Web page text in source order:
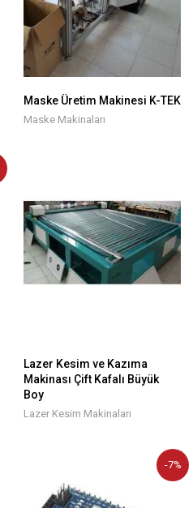
Maske Üretim Makinesi K-TEK
Maske Makinaları
Lazer Kesim ve Kazıma
Makinası Çift Kafalı Büyük
Boy
Lazer Kesim Makinaları
-7%